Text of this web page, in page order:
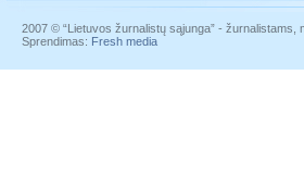
2007 © “Lietuvos žurnalistų sąjunga” -
Sprendimas: Fresh media